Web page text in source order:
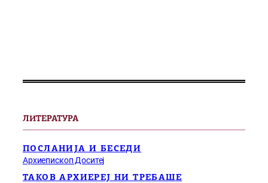
ЛИТЕРАТУРА
ПОСЛАНИЈА И БЕСЕДИ
Архиепископ Доситеј
ТАКОВ АРХИЕРЕЈ НИ ТРЕБАШЕ